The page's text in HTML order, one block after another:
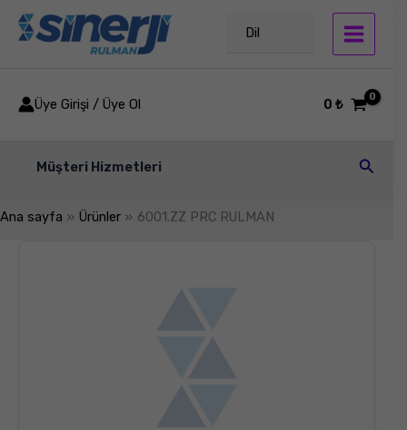
İçeriğe
atla
Dil
Üye Girişi / Üye Ol 0₺
Müşteri Hizmetleri Arama
Ana sayfa Ürünler 6001.ZZ PRC RULMAN